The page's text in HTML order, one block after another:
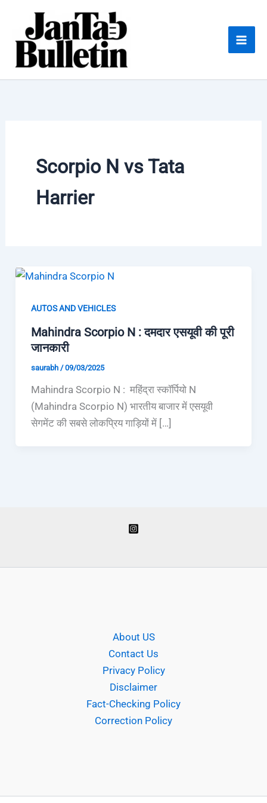
content
Scorpio N vs Tata
Harrier
AUTOS AND VEHICLES
Mahindra Scorpio N : दमदार एसयूवी की पूरी
जानकारी
saurabh /09/03/2025
Mahindra Scorpio N : महिंद्रा स्कॉर्पियो N
(Mahindra Scorpio N) भारतीय बाजार में एसयूवी
सेगमेंट की सबसे लोकप्रिय गाड़ियों में […]
About US
Contact Us
Privacy Policy
Disclaimer
Fact-Checking Policy
Correction Policy